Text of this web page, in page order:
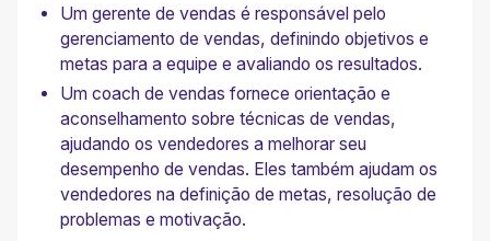
Um gerente de vendas é responsável pelo
gerenciamento de vendas, definindo objetivos e
metas para a equipe e avaliando os resultados.
Um coach de vendas fornece orientação e
aconselhamento sobre técnicas de vendas,
ajudando os vendedores a melhorar seu
desempenho de vendas. Eles também ajudam os
vendedores na definição de metas, resolução de
problemas e motivação.